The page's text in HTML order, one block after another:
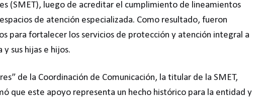
(SMET), luego de acreditar el cumplimiento de lineamientos
de atención especializada. Como resultado, fueron
para fortalecer los servicios de protección y atención integral a
sus hijas e hijos.
de la Coordinación de Comunicación, la titular de la SMET,
que este apoyo representa un hecho histórico para la entidad y